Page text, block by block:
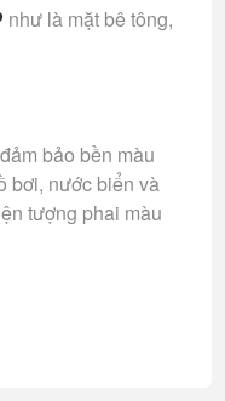
như là mặt bê tông,
bảo bền màu
bơi, nước biển và
tượng phai màu